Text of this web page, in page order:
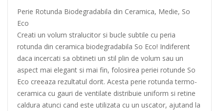
Perie Rotunda Biodegradabila din Ceramica, Medie, So
Eco
Creati un volum stralucitor si bucle subtile cu peria
rotunda din ceramica biodegradabila So Eco! Indiferent
daca incercati sa obtineti un stil plin de volum sau un
aspect mai elegant si mai fin, folosirea periei rotunde So
Eco creeaza rezultatul dorit. Acesta perie rotunda termo-
ceramica cu gauri de ventilate distribuie uniform si retine
caldura atunci cand este utilizata cu un uscator, ajutand la